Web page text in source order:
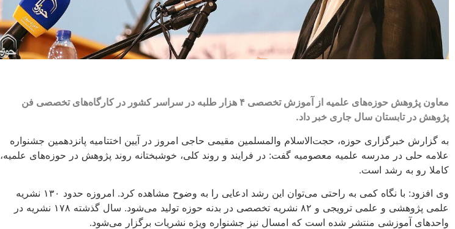
معاون پژوهش حوزه‌های علمیه از آموزش تخصصی ۴ هزار طلبه در سراسر کشور در کارگاه‌های تخصصی فن
پژوهش در تابستان سال جاری خبر داد.
به گزارش خبرگزاری حوزه، حجت‌الاسلام والمسلمین مقیمی حاجی امروز در آیین اختتامیه پانزدهمین جشنواره
علامه حلی در مدرسه علمیه معصومیه گفت: در فرایند و روند کلی، خوشبختانه روند پژوهش در حوزه‌های علمیه،
کاملا رو به رشد است.
وی افزود: با نگاه کمی به راحتی می‌توان این رشد ادعایی را به وضوح مشاهده کرد. امروزه حدود ۱۳۰ نشریه
علمی پژوهشی و علمی ترویجی و ۸۲ نشریه تخصصی در بدنه حوزه تولید می‌شود. سال گذشته ۱۷۸ نشریه در
واحدهای آموزشی منتشر شده است که امسال نیز جشنواره ویژه نشریات برگزار می‌شود.